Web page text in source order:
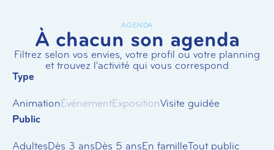
AGENDA
À chacun son agenda
Filtrez selon vos envies, votre profil ou votre planning
et trouvez l'activité qui vous correspond
Type
AnimationÉvénementExpositionVisite guidée
Public
AdultesDès 3 ansDès 5 ansEn familleTout public